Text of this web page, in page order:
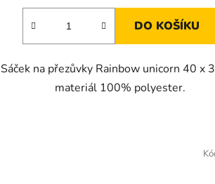
DO KOŠÍKU
Sáček na přezůvky Rainbow unicorn 40 x
materiál 100% polyester.